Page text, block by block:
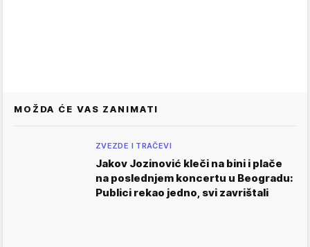
MOŽDA ĆE VAS ZANIMATI
ZVEZDE I TRAČEVI
Jakov Jozinović kleči na bini i plače
na poslednjem koncertu u Beogradu:
Publici rekao jedno, svi zavrištali